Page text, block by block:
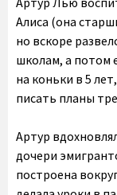
Алиса (она
но вскоре
школам, а потом
на коньки в 5
писать планы
Артур
дочери
построена